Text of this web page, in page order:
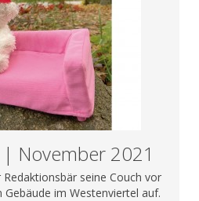
November 2021
seine Couch vor
im Westenviertel auf.